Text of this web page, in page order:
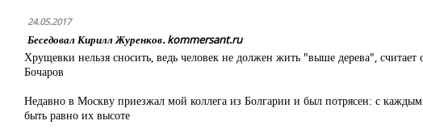
24.05.2017
Беседовал Кирилл Журенков. kommersant.ru
Хрущевки нельзя сносить, ведь человек не должен жить "выше дерева",
Бочаров
Недавно в Москву приезжал мой коллега из Болгарии и был потрясен: с
быть равно их высоте